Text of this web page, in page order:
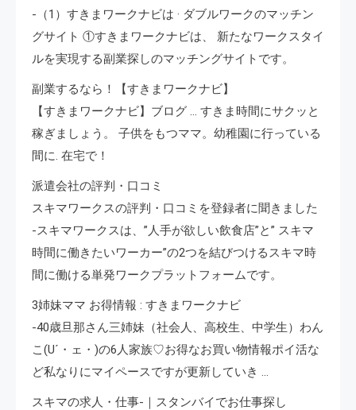
-（1）すきまワークナビは · ダブルワークのマッチン
グサイト ①すきまワークナビは、 新たなワークスタイ
ルを実現する副業探しのマッチングサイトです。
副業するなら！【すきまワークナビ】
【すきまワークナビ】ブログ … すきま時間にサクッと
稼ぎましょう。 子供をもつママ。幼稚園に行っている
間に. 在宅で！
派遣会社の評判・口コミ
スキマワークスの評判・口コミを登録者に聞きました
-スキマワークスは、”人手が欲しい飲食店”と” スキマ
時間に働きたいワーカー”の2つを結びつけるスキマ時
間に働ける単発ワークプラットフォームです。
3姉妹ママ お得情報 : すきまワークナビ
-40歳旦那さん三姉妹（社会人、高校生、中学生）わん
こ(U´・ェ・)の6人家族♡お得なお買い物情報ポイ活な
ど私なりにマイペースですが更新していき …
スキマの求人・仕事-｜スタンバイでお仕事探し